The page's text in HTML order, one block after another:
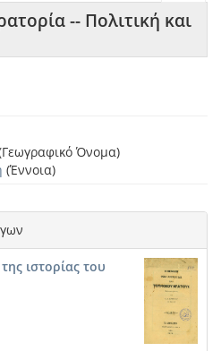
-- Πολιτική και
Όνομα)
(Έννοια)
ιστορίας του